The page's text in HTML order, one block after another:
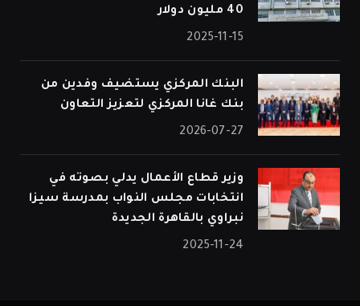
40 مليون دولار
2025-11-15
البنك المركزي يستضيف وفدين من
بنك غانا المركزي لتعزيز التعاون
2026-07-27
وزير قطاع الأعمال يدلي بصوته في
انتخابات مجلس النواب بمدرسة سيزا
نبراوي بالقاهرة الجديدة
2025-11-24